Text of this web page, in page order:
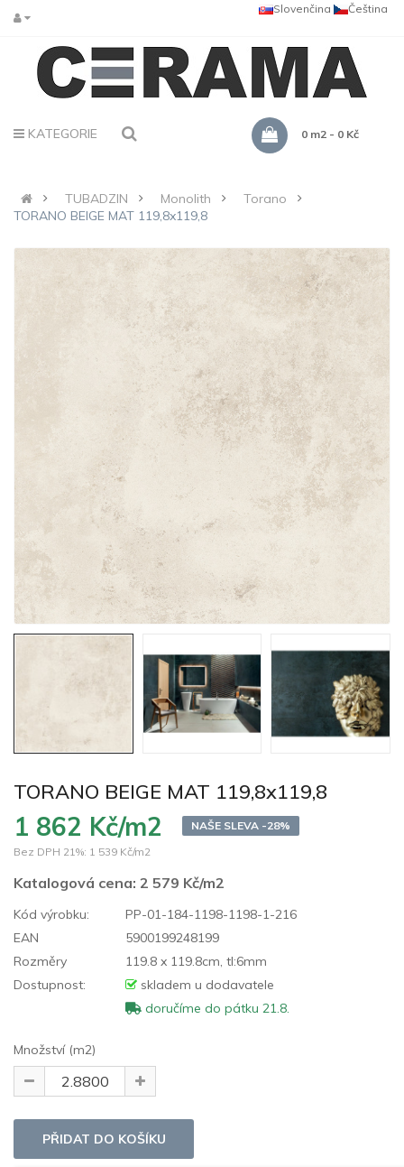
Čeština
Slovenčina
KATEGORIE 0 m2 - 0 Kč
TUBADZIN Monolith
Torano
TORANO BEIGE MAT 119,8x119,8
TORANO BEIGE MAT 119,8x119,8
1 862 Kč/m2
NAŠE SLEVA -28%
Bez DPH 21%: 1 539 Kč/m2
Katalogová cena: 2 579 Kč/m2
Kód výrobku:
PP-01-184-1198-1198-1-216
EAN
5900199248199
Rozměry
119.8 x 119.8cm, tl:6mm
Dostupnost:
skladem u dodavatele
doručíme do pátku 21.8.
Množství (m2)